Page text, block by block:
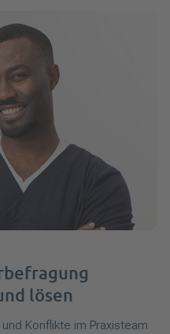
lösen
Konflikte im Praxisteam